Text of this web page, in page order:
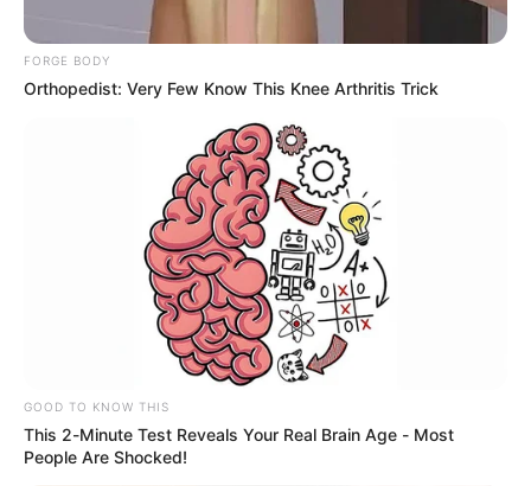
ARMADA NACIONAL
La Armada incautó 3,5
dos operaciones en el
Caribe
CARIBE
Sigue el cipote calor:
Ideam advierte por
temperaturas extremas y
fuertes vientos en el
Caribe en julio
FORGE BODY
Orthopedist: Very Few Know This Knee Arthritis Trick
GOOD TO KNOW THIS
This 2-Minute Test Reveals Your Real Brain Age - Most
People Are Shocked!